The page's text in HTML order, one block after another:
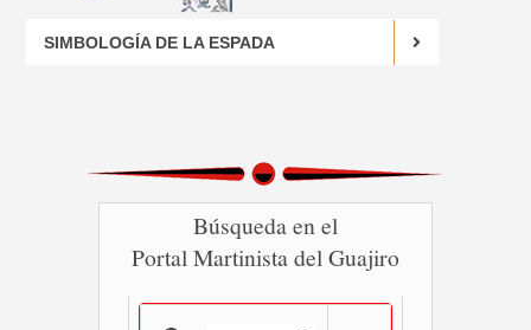
SIMBOLOGÍA DE LA ESPADA
Búsqueda en el
Portal Martinista del Guajiro